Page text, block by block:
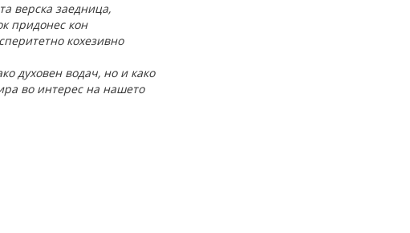
верска заедница,
придонес кон
кохезивно
духовен водач, но и како
во интерес на нашето